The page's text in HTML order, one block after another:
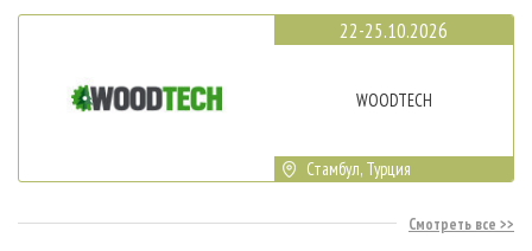
22-25.10.2026
WOODTECH
Стамбул, Турция
Смотреть все